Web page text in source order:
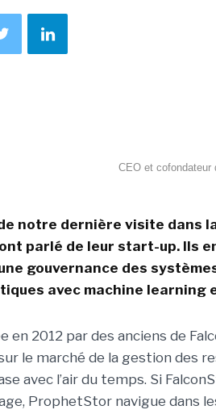
CEO et cofondateur
notre dernière visite dans
parlé de leur start-up. Ils
gouvernance des
avec machine learning
en 2012 par des anciens de
le marché de la gestion des
avec l’air du temps. Si
ProphetStor navigue dans